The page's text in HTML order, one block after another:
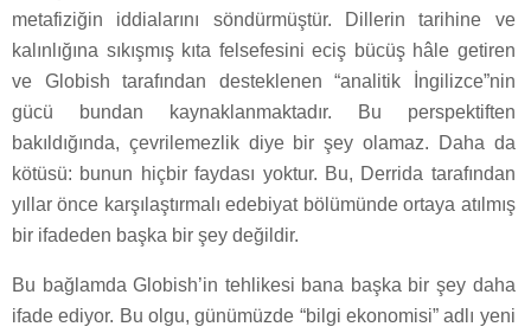
metafiziğin iddialarını söndürmüştür. Dillerin tarihine ve
kalınlığına sıkışmış kıta felsefesini eciş bücüş hâle getiren
ve Globish tarafından desteklenen “analitik İngilizce”nin
gücü bundan kaynaklanmaktadır. Bu perspektiften
bakıldığında, çevrilemezlik diye bir şey olamaz. Daha da
kötüsü: bunun hiçbir faydası yoktur. Bu, Derrida tarafından
yıllar önce karşılaştırmalı edebiyat bölümünde ortaya atılmış
bir ifadeden başka bir şey değildir.
Bu bağlamda Globish’in tehlikesi bana başka bir şey daha
ifade ediyor. Bu olgu, günümüzde “bilgi ekonomisi” adlı yeni